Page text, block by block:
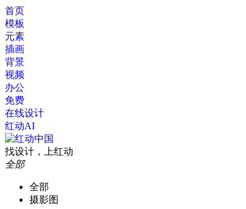
首页
模板
元素
插画
背景
视频
办公
免费
在线设计
红动AI
找设计，上红动
全部
全部
摄影图